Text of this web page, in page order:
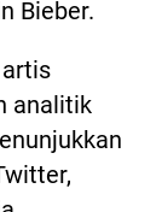
Bieber.
analitik